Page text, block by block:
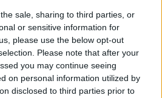
sale, sharing to third parties, or
or sensitive information for
please use the below opt-out
Please note that after your
you may continue seeing
on personal information utilized by
disclosed to third parties prior to
par īpašo mantas
ka šādas sankcijas ir
ja nodrošināts samērīgs
interesi un indivīda
faktiski noved pie tā, ka